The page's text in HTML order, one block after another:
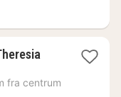
1
fra
fra centrum